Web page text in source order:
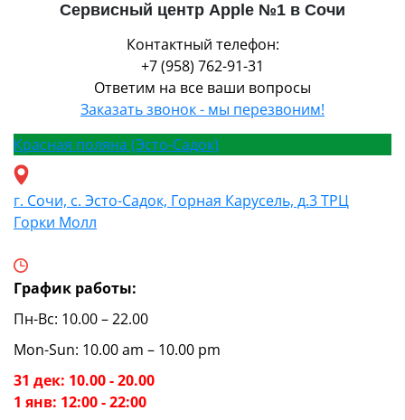
Сервисный центр Apple №1 в Сочи
Контактный телефон:
+7 (958) 762-91-31
Ответим на все ваши вопросы
Заказать звонок - мы перезвоним!
Красная поляна (Эсто-Садок)
г. Сочи, с. Эсто-Садок, Горная Карусель, д.3 ТРЦ
Горки Молл
График работы:
Пн-Вс: 10.00 – 22.00
Mon-Sun: 10.00 am – 10.00 pm
31 дек: 10.00 - 20.00
1 янв: 12:00 - 22:00